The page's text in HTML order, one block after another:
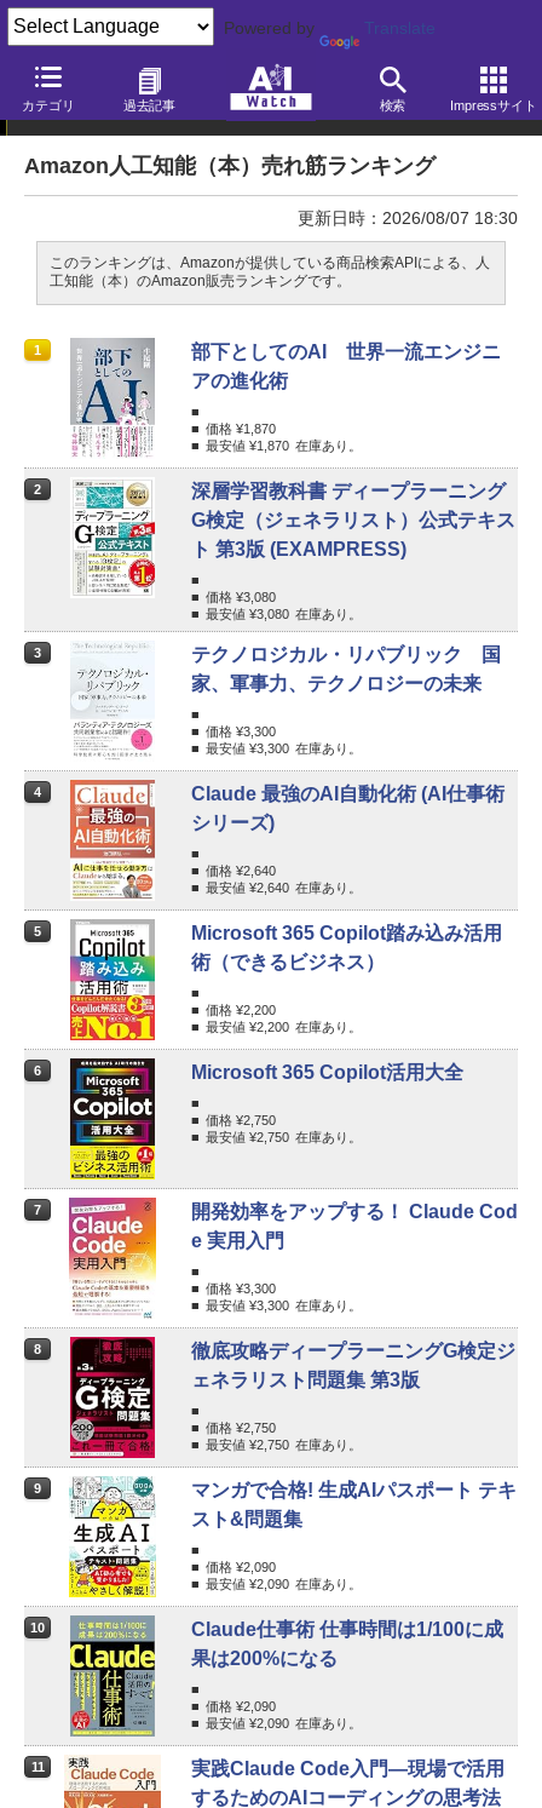
Powered by Translate
カテゴリ 過去記事 検索 Impressサイト
ランキング
Amazon人工知能（本）売れ筋ランキング
更新日時：2026/08/07 18:30
このランキングは、Amazonが提供している商品検索APIによる、人
工知能（本）のAmazon販売ランキングです。
1
部下としてのAI 世界一流エンジニ
アの進化術
価格 ¥1,870
最安値 ¥1,870 在庫あり。
2
深層学習教科書 ディープラーニング
G検定（ジェネラリスト）公式テキス
ト 第3版 (EXAMPRESS)
価格 ¥3,080
最安値 ¥3,080 在庫あり。
3
テクノロジカル・リパブリック 国
家、軍事力、テクノロジーの未来
価格 ¥3,300
最安値 ¥3,300 在庫あり。
4
Claude 最強のAI自動化術 (AI仕事術
シリーズ)
価格 ¥2,640
最安値 ¥2,640 在庫あり。
5
Microsoft 365 Copilot踏み込み活用
術（できるビジネス）
価格 ¥2,200
最安値 ¥2,200 在庫あり。
6 Microsoft 365 Copilot活用大全
価格 ¥2,750
最安値 ¥2,750 在庫あり。
7
開発効率をアップする！ Claude Cod
e 実用入門
価格 ¥3,300
最安値 ¥3,300 在庫あり。
8
徹底攻略ディープラーニングG検定ジ
ェネラリスト問題集 第3版
価格 ¥2,750
最安値 ¥2,750 在庫あり。
9
マンガで合格! 生成AIパスポート テキ
スト&問題集
価格 ¥2,090
最安値 ¥2,090 在庫あり。
10
Claude仕事術 仕事時間は1/100に成
果は200%になる
価格 ¥2,090
最安値 ¥2,090 在庫あり。
11
実践Claude Code入門―現場で活用
するためのAIコーディングの思考法